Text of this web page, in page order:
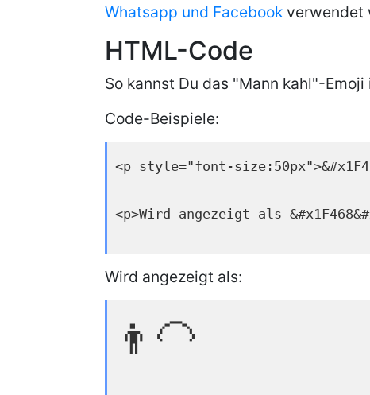
Whatsapp und Facebook verwendet
HTML-Code
So kannst Du das "Mann kahl"-
Code-Beispiele:
<p style="font-
<p>Wird angezeigt als
Wird angezeigt als:
👨‍🦲